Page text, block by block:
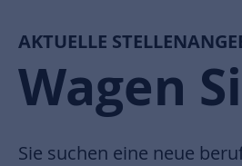
AKTUELLE
Wagen
Sie suchen eine neue